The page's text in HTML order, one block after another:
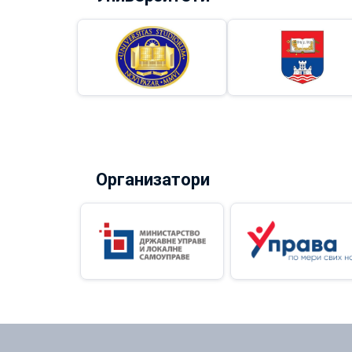
Организатори